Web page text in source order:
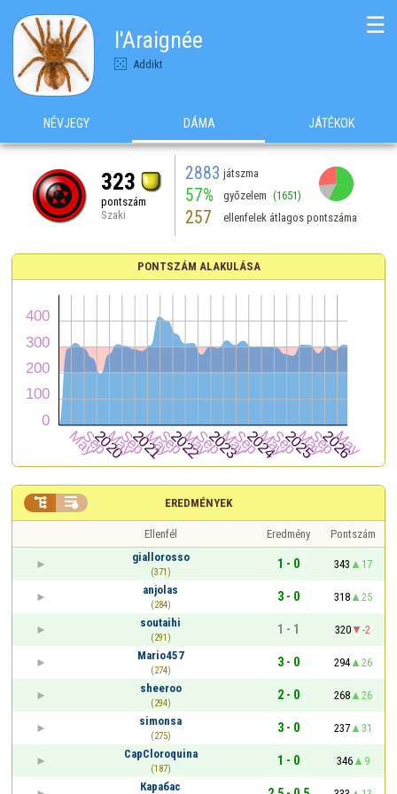
l'Araignée
Addikt
☰
NÉVJEGY DÁMA JÁTÉKOK
323
pontszám
Szaki
2883 játszma
57% győzelem (1651)
257 ellenfelek átlagos pontszáma
PONTSZÁM ALAKULÁSA
EREDMÉNYEK
 
Ellenfél Eredmény
Pontszám
giallorosso
(371)
1 - 0 343
17
anjolas
(284)
3 - 0 318
25
soutaihi
(291)
1 - 1 320
-2
Mario457
(274)
3 - 0 294
26
sheeroo
(294)
2 - 0 268
26
simonsa
(275)
3 - 0 237
31
CapCloroquina
(187)
1 - 0 346
9
Карабас